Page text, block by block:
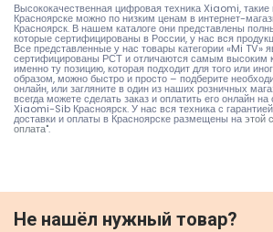
Высококачественная цифровая техника Xiaomi, такие
Красноярске можно по низким ценам в интернет-
Красноярск. В нашем каталоге они представлены
которые сертифицированы в России, у нас вся
Все представленные у нас товары категории «Mi TV»
сертифицированы РСТ и отличаются самым высоким
именно ту позицию, которая подходит для того или
образом, можно быстро и просто – подберите
онлайн, или загляните в один из наших розничных
всегда можете сделать заказ и оплатить его онлайн
Xiaomi-Sib Красноярск. У нас вся техника с
доставки и оплаты в Красноярске размещены наэтой
оплата".
Не нашёл нужный товар?